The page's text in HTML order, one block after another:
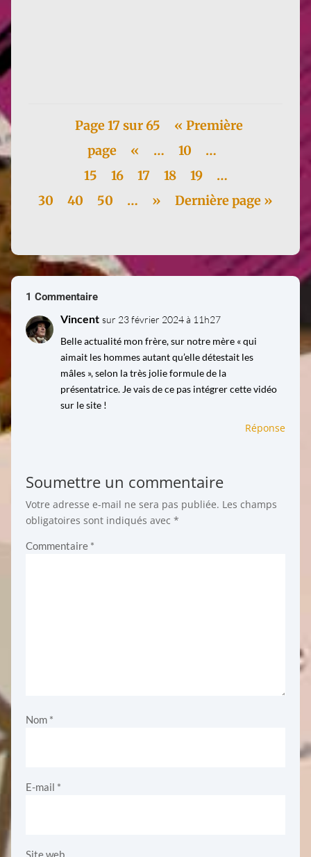
Page 17 sur 65
« Première
page
« … 10
…
15
16 17 18 19
…
30
40 50 … » Dernière page »
1 Commentaire
Vincent sur 23 février 2024 à 11h27
Belle actualité mon frère, sur notre mère « qui
aimait les hommes autant qu’elle détestait les
mâles », selon la très jolie formule de la
présentatrice. Je vais de ce pas intégrer cette vidéo
sur le site !
Réponse
Soumettre un commentaire
Votre adresse e-mail ne sera pas publiée. Les champs
obligatoires sont indiqués avec *
Commentaire *
Nom *
E-mail *
Site web